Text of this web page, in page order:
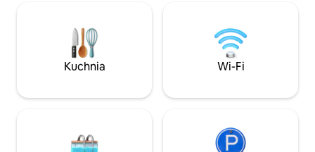
dziecięce. Na terenie naszej
nieruchomości mile widziane są
zwierzęta. Otwarte w sierpniu
2024 roku. Nieruchomość turystyczna
strefa zakazu
6 minut
parking publiczny.
Kuchnia Wi-Fi